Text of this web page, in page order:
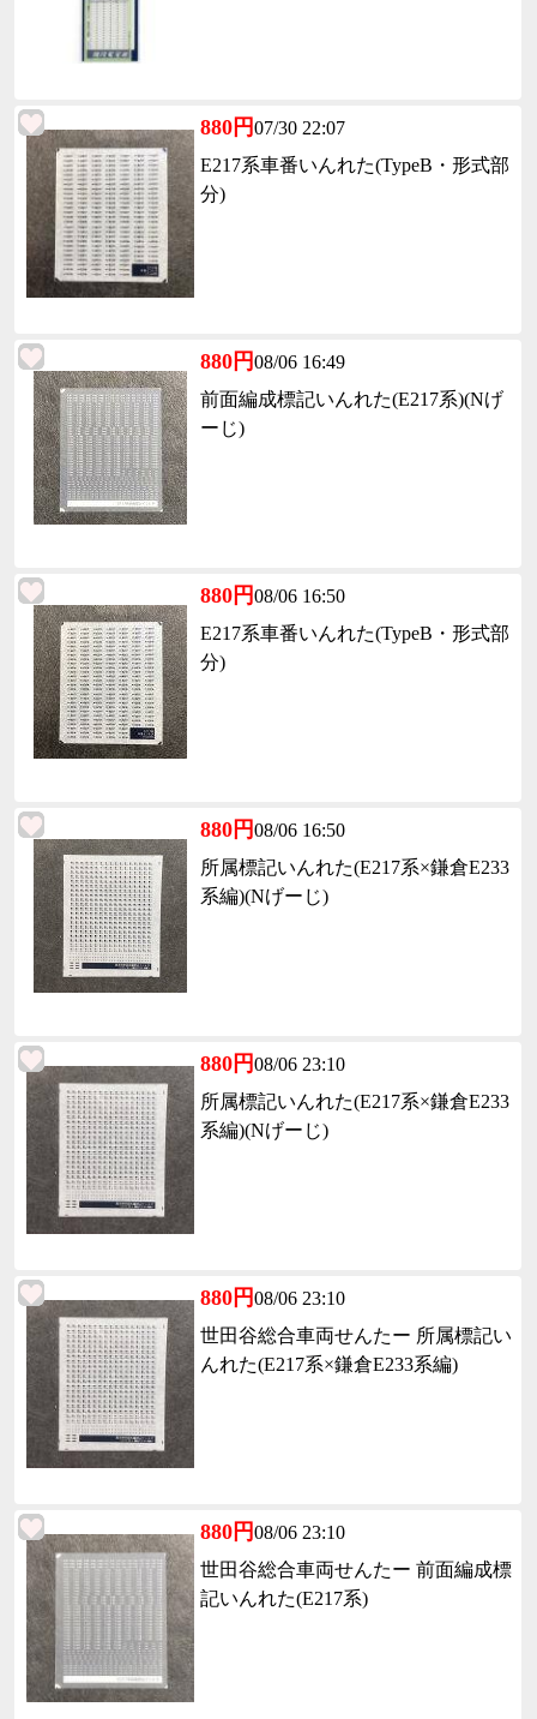
880円07/30 22:07
E217系車番いんれた(TypeB・形式部
分)
880円08/06 16:49
前面編成標記いんれた(E217系)(Nげ
ーじ)
880円08/06 16:50
E217系車番いんれた(TypeB・形式部
分)
880円08/06 16:50
所属標記いんれた(E217系×鎌倉E233
系編)(Nげーじ)
880円08/06 23:10
所属標記いんれた(E217系×鎌倉E233
系編)(Nげーじ)
880円08/06 23:10
世田谷総合車両せんたー 所属標記い
んれた(E217系×鎌倉E233系編)
880円08/06 23:10
世田谷総合車両せんたー 前面編成標
記いんれた(E217系)